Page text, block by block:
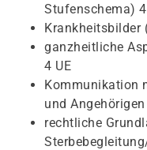
Stufenschema) 4
Krankheitsbilder
ganzheitliche
4 UE
Kommunikation
und Angehörigen
rechtliche